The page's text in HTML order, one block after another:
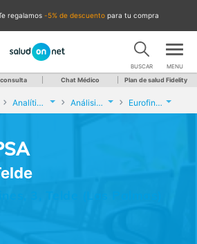
te regalamos -5% de descuento para tu compra
BUSCAR MENU
Chat Médico Plan de salud Fidelity
Analíticas y Genética Análisis de PSA Eurofins LGS Telde